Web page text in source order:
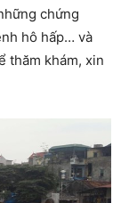
chứng
hô hấp… và
thăm khám, xin